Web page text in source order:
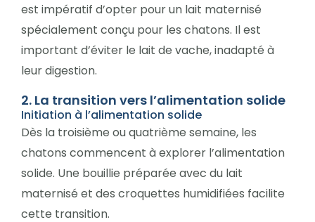
est impératif d’opter pour un lait maternisé
spécialement conçu pour les chatons. Il est
important d’éviter le lait de vache, inadapté à
leur digestion.
2. La transition vers l’alimentation solide
Initiation à l’alimentation solide
Dès la troisième ou quatrième semaine, les
chatons commencent à explorer l’alimentation
solide. Une bouillie préparée avec du lait
maternisé et des croquettes humidifiées facilite
cette transition.